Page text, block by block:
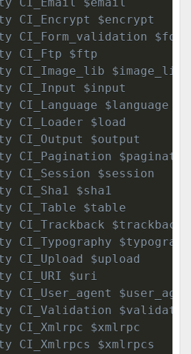
CI_Encrypt $encrypt
CI_Form_validation
CI_Ftp $ftp
CI_Image_lib $image_lib
CI_Input $input
CI_Language $language
CI_Loader $load
CI_Output $output
CI_Pagination
CI_Session $session
CI_Sha1 $sha1
CI_Table $table
CI_Trackback $trackback
CI_Typography
CI_Upload $upload
CI_URI $uri
CI_User_agent
CI_Validation
CI_Xmlrpc $xmlrpc
CI_Xmlrpcs $xmlrpcs